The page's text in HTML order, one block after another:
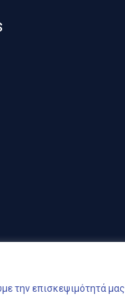
την επισκεψιμότητά μας.